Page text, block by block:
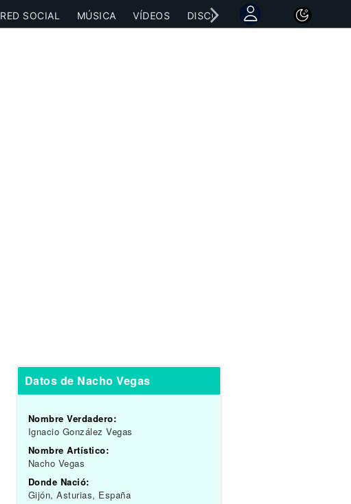
RED SOCIAL MÚSICA VÍDEOS DISCOGRAFÍAS CONCIERTOS
Datos de Nacho Vegas
Nombre Verdadero:
Ignacio González Vegas
Nombre Artístico:
Nacho Vegas
Donde Nació:
Gijón, Asturias, España